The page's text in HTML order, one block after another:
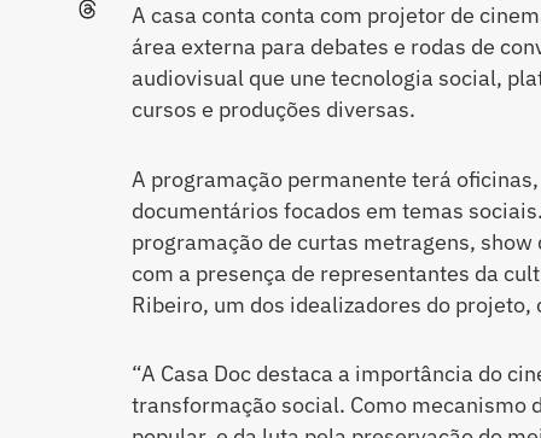
A casa conta conta com projetor de
área externa para debates e rodas de
audiovisual que une tecnologia social,
cursos e produções diversas.
A programação permanente terá
documentários focados em temas
programação de curtas metragens,
com a presença de representantes da
Ribeiro, um dos idealizadores do
“A Casa Doc destaca a importância do
transformação social. Como mecanismo